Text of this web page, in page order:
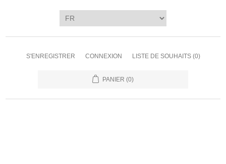
S'ENREGISTRER CONNEXION LISTE DE SOUHAITS (0)
PANIER (0)